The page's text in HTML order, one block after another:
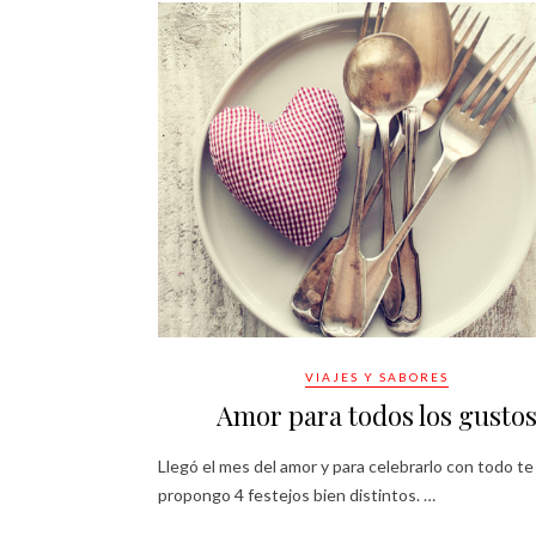
VIAJES Y SABORES
Amor para todos los gustos
Llegó el mes del amor y para celebrarlo con todo te
propongo 4 festejos bien distintos. …